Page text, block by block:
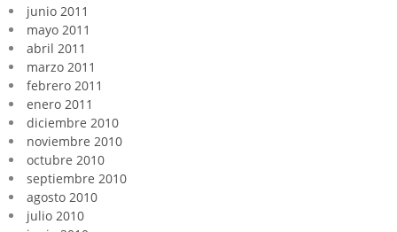
junio 2011
mayo 2011
abril 2011
marzo 2011
febrero 2011
enero 2011
diciembre 2010
noviembre 2010
octubre 2010
septiembre 2010
agosto 2010
julio 2010